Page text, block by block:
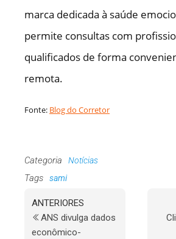
marca dedicada à saúde
permite consultas com
qualificados de forma
remota.
Fonte: Blog do Corretor
Categoria Notícias
Tags sami
ANTERIORES
ANS divulga dados
econômico-